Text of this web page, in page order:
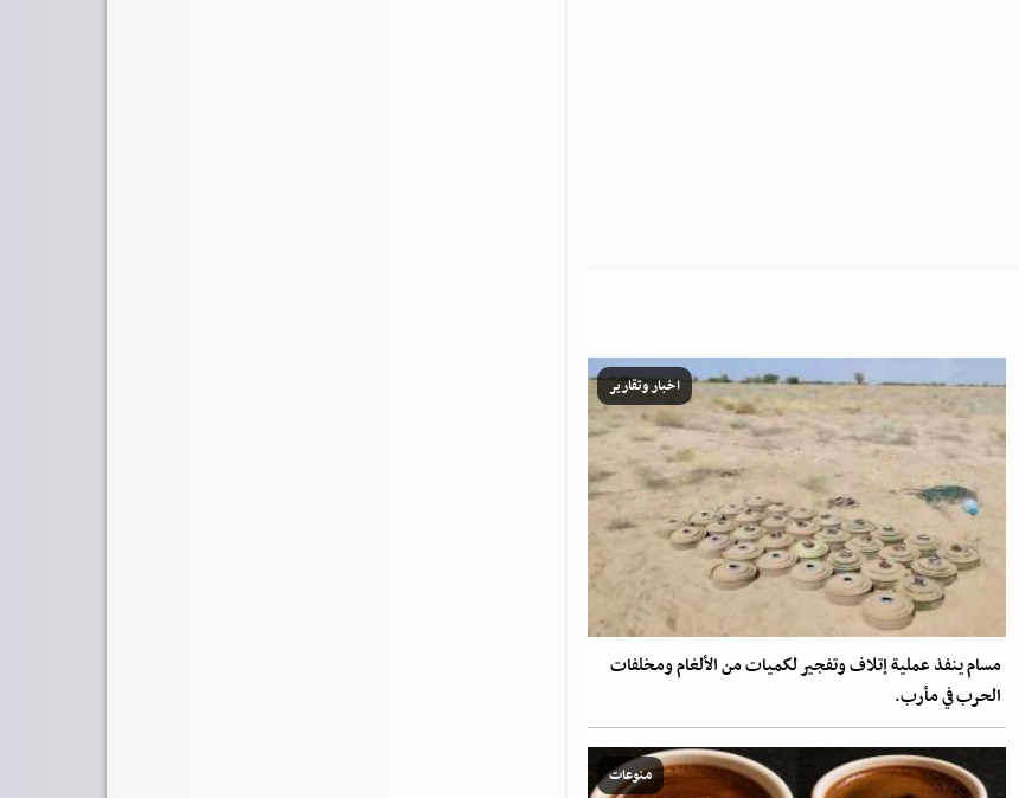
اخبار وتقارير
مسام ينفذ عملية إتلاف وتفجير لكميات من الألغام ومخلفات
الحرب في مأرب.
منوعات